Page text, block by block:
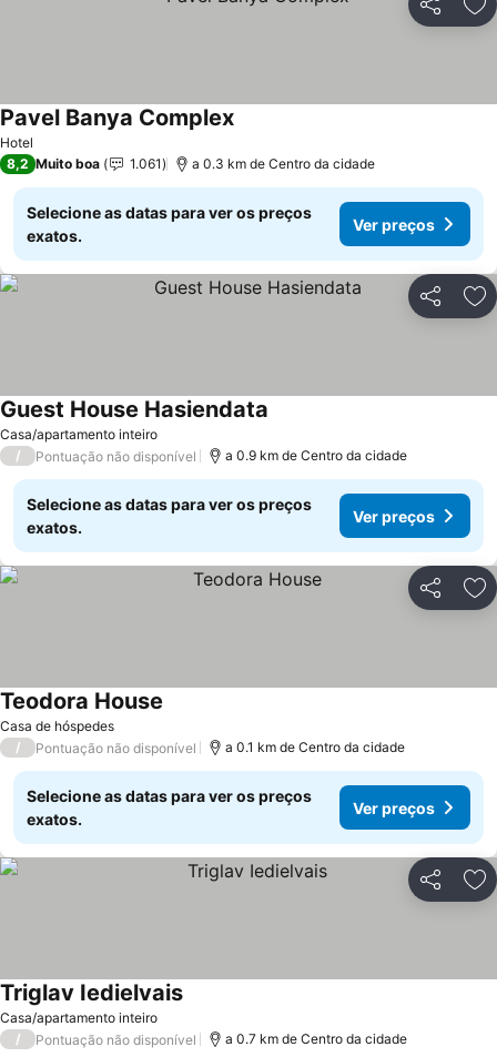
Partilhar
Hotel
Pavel Banya ComplexVer preços
8,2 Muito boa 1.061 a 0.3 km de Centro da cidade
Selecione as datas para ver os preços
exatos.
Ver preços
Partilhar
Casa/apartamento inteiro
Guest House Hasiendata
/ Pontuação não disponível a 0.9 km de Centro da cidade
Selecione as datas para ver os preços
exatos.
Ver preços
Partilhar
Casa de hóspedes
Teodora House
/ Pontuação não disponível a 0.1 km de Centro da cidade
Selecione as datas para ver os preços
exatos.
Ver preços
Partilhar
Casa/apartamento inteiro
Triglav IedielvaisVer preços
/ Pontuação não disponível a 0.7 km de Centro da cidade